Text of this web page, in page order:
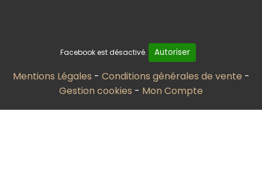
Facebook est désactivé. Autoriser
Mentions Légales
Conditions générales de vente
Gestion cookies
Mon Compte